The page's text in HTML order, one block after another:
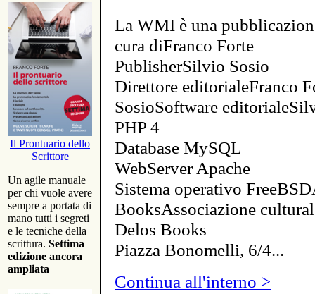
Il Prontuario dello
Scrittore
Un agile manuale
per chi vuole avere
sempre a portata di
mano tutti i segreti
e le tecniche della
scrittura. Settima
edizione ancora
ampliata
La WMI è una
cura diFranco Forte
PublisherSilvio Sosio
Direttore editorialeFranco
SosioSoftware
PHP 4
Database MySQL
WebServer Apache
Sistema operativo
BooksAssociazione
Delos Books
Piazza Bonomelli, 6/4...
Continua all'interno >